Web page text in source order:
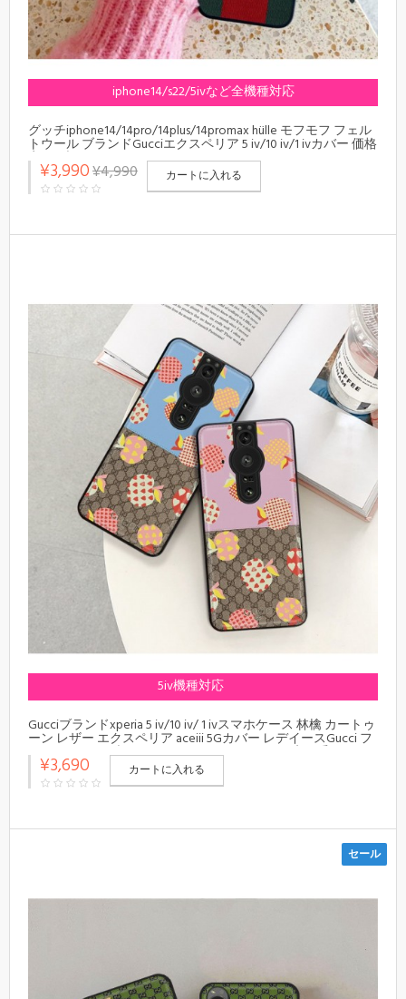
iphone14/s22/5ivなど全機種対応
グッチiphone14/14pro/14plus/14promax hülle モフモフ フェル
トウール ブランドGucciエクスペリア 5 iv/10 iv/1 ivカバー 価格
安い ブランドGucci galaxyA53(SC-53C)スマホケース GGキャン
バス ビー
¥3,990¥4,990 カートに入れる
5iv機種対応
Gucciブランドxperia 5 iv/10 iv/ 1 ivスマホケース 林檎 カートゥ
ーン レザー エクスペリア aceiii 5Gカバー レデイースGucci フ
ルーツ グッチブランドsony pro-iファンケース 癒し系
¥3,690 カートに入れる
セール